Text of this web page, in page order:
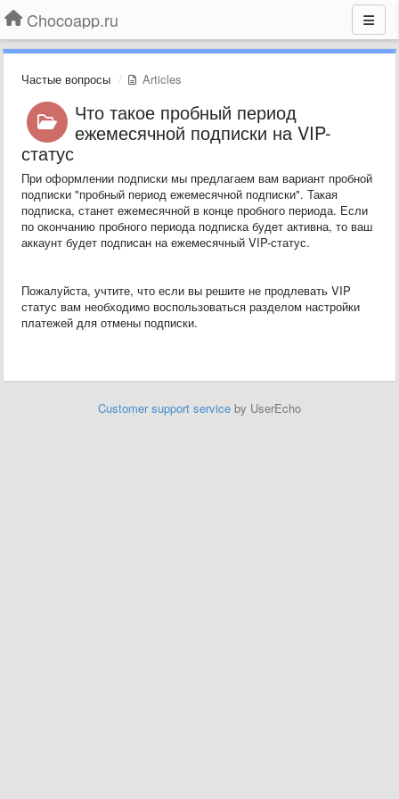
Chocoapp.ru
Частые вопросы Articles
Что такое пробный период
ежемесячной подписки на VIP-
статус
При оформлении подписки мы предлагаем вам вариант пробной
подписки "пробный период ежемесячной подписки". Такая
подписка, станет ежемесячной в конце пробного периода. Если
по окончанию пробного периода подписка будет активна, то ваш
аккаунт будет подписан на ежемесячный VIP-статус.
Пожалуйста, учтите, что если вы решите не продлевать VIP
статус вам необходимо воспользоваться разделом настройки
платежей для отмены подписки.
Customer support service by UserEcho